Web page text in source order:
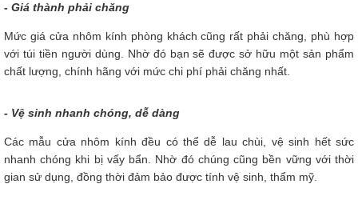
- Giá thành phải chăng
Mức giá cửa nhôm kính phòng khách cũng rất phải chăng, phù hợp
với túi tiền người dùng. Nhờ đó bạn sẽ được sở hữu một sản phẩm
chất lượng, chính hãng với mức chi phí phải chăng nhất.
- Vệ sinh nhanh chóng, dễ dàng
Các mẫu cửa nhôm kính đều có thể dễ lau chùi, vệ sinh hết sức
nhanh chóng khi bị vấy bẩn. Nhờ đó chúng cũng bền vững với thời
gian sử dụng, đồng thời đảm bảo được tính vệ sinh, thẩm mỹ.